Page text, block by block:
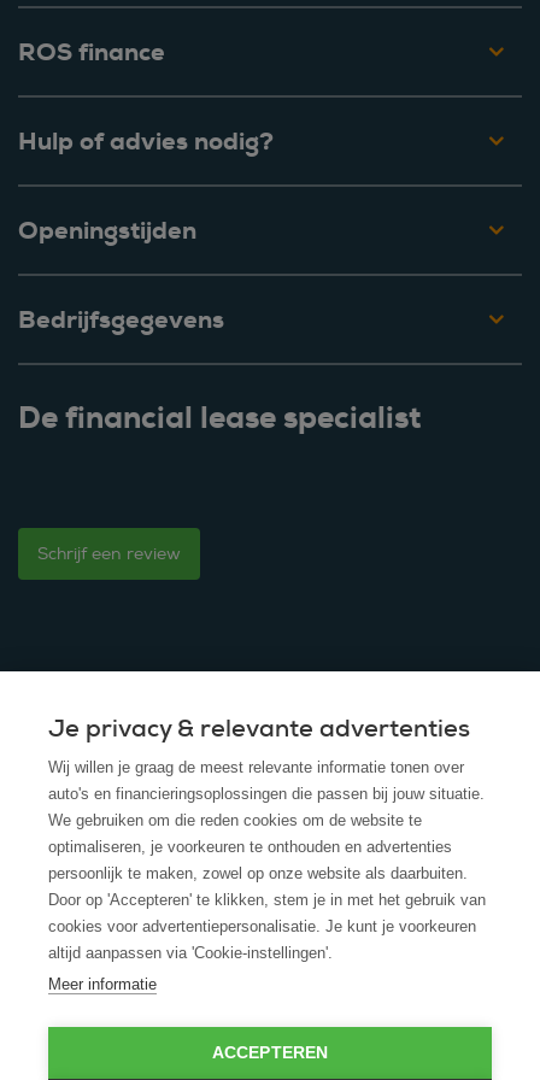
ROS finance
Hulp of advies nodig?
Openingstijden
Bedrijfsgegevens
De financial lease specialist
Schrijf een review
© 2025 - ROS Krediet Service
Algemene Voorwaarden
Disclaimer
Privacy Policy
Cookies
Cookie policy
Je privacy & relevante advertenties
Wij willen je graag de meest relevante informatie tonen over
auto's en financieringsoplossingen die passen bij jouw situatie.
We gebruiken om die reden cookies om de website te
optimaliseren, je voorkeuren te onthouden en advertenties
persoonlijk te maken, zowel op onze website als daarbuiten.
Door op 'Accepteren' te klikken, stem je in met het gebruik van
cookies voor advertentiepersonalisatie. Je kunt je voorkeuren
altijd aanpassen via 'Cookie-instellingen'.
Meer informatie
ACCEPTEREN